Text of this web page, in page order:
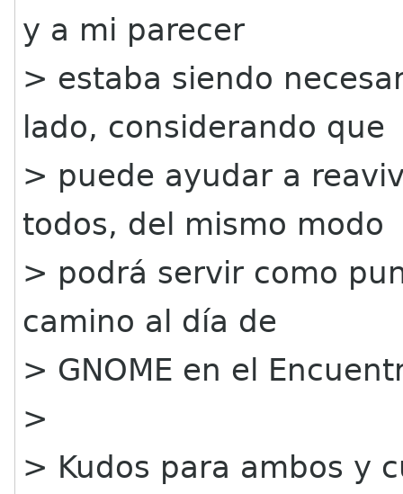
y a mi parecer
> estaba siendo
lado, considerando que
> puede ayudar a
todos, del mismo modo
> podrá servir como
camino al día de
> GNOME en el
>
> Kudos para ambos y